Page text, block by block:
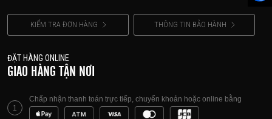
KIỂM TRA ĐƠN HÀNG THÔNG TIN BẢO HÀNH
ĐẶT HÀNG ONLINE
GIAO HÀNG TẬN NƠI
1
Chấp nhận thanh toán trực tiếp, chuyển khoản hoặc online bằng